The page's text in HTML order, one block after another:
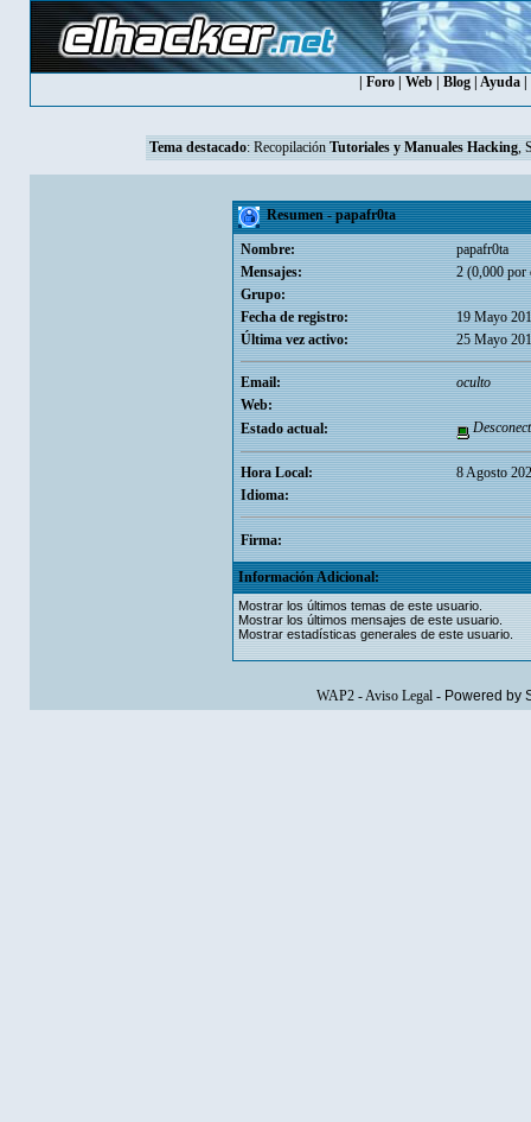
Foro| Web| Blog| Ayuda|
Tema destacado: Recopilación Tutoriales y Manuales Hacking,
Resumen - papafr0ta
Nombre:
papafr0ta
Mensajes:
2 (0,000 por
Grupo:
Fecha de registro:
19 Mayo
Última vez activo:
25 Mayo
Email:
oculto
Web:
Estado actual:
Hora Local:
8 Agosto
Idioma:
Firma:
Información Adicional:
Mostrar los últimos temas de este usuario.
Mostrar los últimos mensajes de este usuario.
Mostrar estadísticas generales de este usuario.
WAP2-Aviso Legal- Powered by